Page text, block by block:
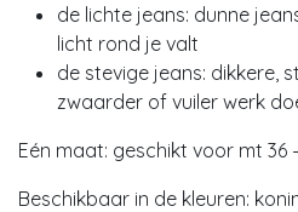
de lichte jeans: dunne
licht rond je valt
de stevige jeans: dikkere,
zwaarder of vuiler werk
Eén maat: geschikt voor mt 36
Beschikbaar in de kleuren: